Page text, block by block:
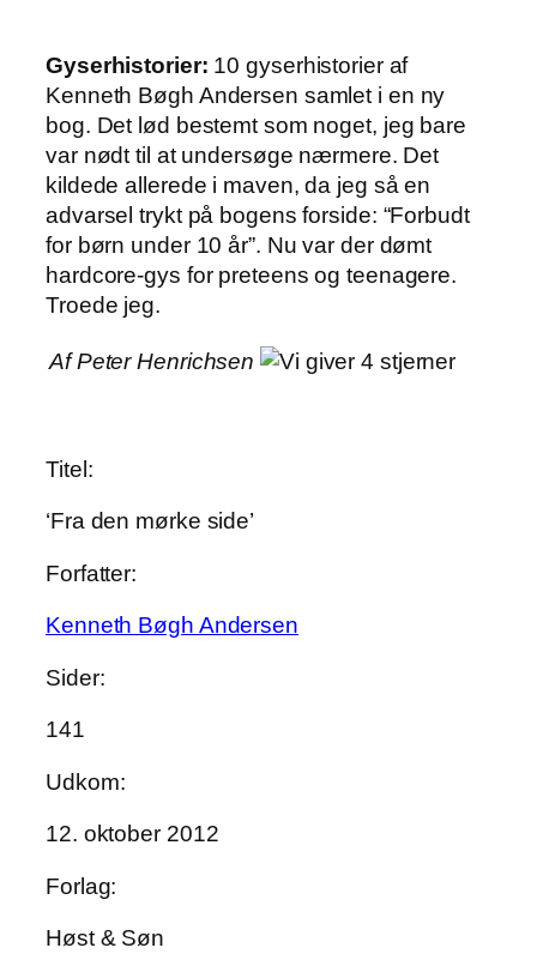
Gyserhistorier: 10 gyserhistorier af
Kenneth Bøgh Andersen samlet i en ny
bog. Det lød bestemt som noget, jeg bare
var nødt til at undersøge nærmere. Det
kildede allerede i maven, da jeg så en
advarsel trykt på bogens forside: “Forbudt
for børn under 10 år”. Nu var der dømt
hardcore-gys for preteens og teenagere.
Troede jeg.
Af Peter Henrichsen
Titel:
‘Fra den mørke side’
Forfatter:
Kenneth Bøgh Andersen
Sider:
141
Udkom:
12. oktober 2012
Forlag:
Høst & Søn